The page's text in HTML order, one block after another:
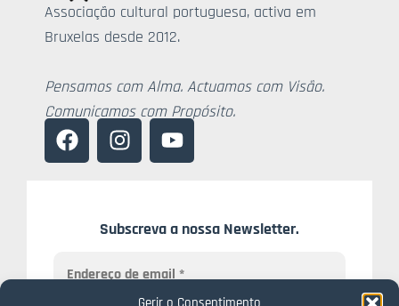
Associação cultural portuguesa, activa em
Bruxelas desde 2012.
Pensamos com Alma. Actuamos com Visão.
Comunicamos com Propósito.
Subscreva a nossa Newsletter.